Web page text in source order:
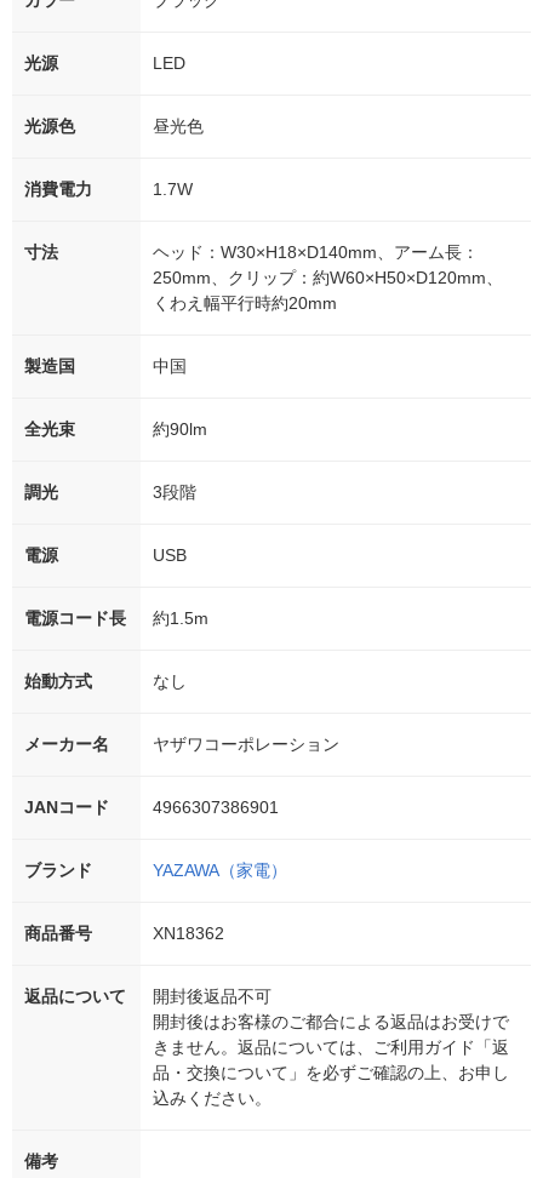
光源 LED
光源色 昼光色
消費電力 1.7W
寸法
ヘッド：W30×H18×D140mm、アーム長：
250mm、クリップ：約W60×H50×D120mm、
くわえ幅平行時約20mm
製造国 中国
全光束 約90lm
調光 3段階
電源 USB
電源コード長 約1.5m
始動方式 なし
メーカー名 ヤザワコーポレーション
JANコード 4966307386901
ブランド YAZAWA（家電）
商品番号 XN18362
返品について
開封後返品不可
開封後はお客様のご都合による返品はお受けで
きません。返品については、ご利用ガイド「返
品・交換について」を必ずご確認の上、お申し
込みください。
備考